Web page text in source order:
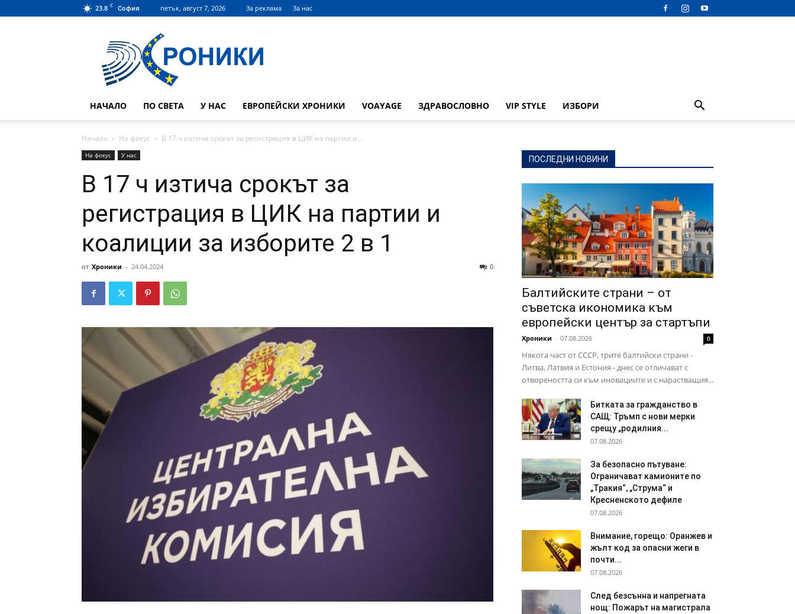
23.8 C София петък, август 7, 2026 За реклама За нас
НАЧАЛО ПО СВЕТА У НАС ЕВРОПЕЙСКИ ХРОНИКИ VOAYAGE ЗДРАВОСЛОВНО VIP STYLE ИЗБОРИ
Начало На фокус В 17 ч изтича срокът за регистрация в ЦИК на партии и...
На фокус У нас
В 17 ч изтича срокът за
регистрация в ЦИК на партии и
коалиции за изборите 2 в 1
от Хроники - 24.04.2024 0
ПОСЛЕДНИ НОВИНИ
Балтийските страни – от
съветска икономика към
европейски център за стартъпи
Хроники - 07.08.2026 0
Някога част от СССР, трите балтийски страни -
Литва, Латвия и Естония - днес се отличават с
отвореността си към иновациите и с нарастващия...
Битката за гражданство в
САЩ: Тръмп с нови мерки
срещу „родилния...
07.08.2026
За безопасно пътуване:
Ограничават камионите по
„Тракия“, „Струма“ и
Кресненското дефиле
07.08.2026
Внимание, горещо: Оранжев и
жълт код за опасни жеги в
почти...
07.08.2026
След безсънна и напрегната
нощ: Пожарът на магистрала